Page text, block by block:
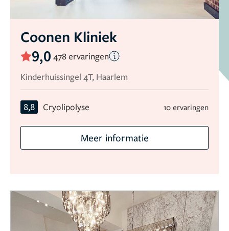
Coonen Kliniek
9,0 478 ervaringen
Kinderhuissingel 4T, Haarlem
8,8 Cryolipolyse 10 ervaringen
Meer informatie